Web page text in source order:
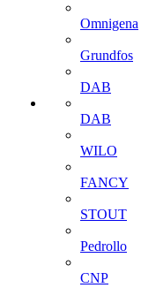
Omnigena
Grundfos
DAB
DAB
WILO
FANCY
STOUT
Pedrollo
CNP